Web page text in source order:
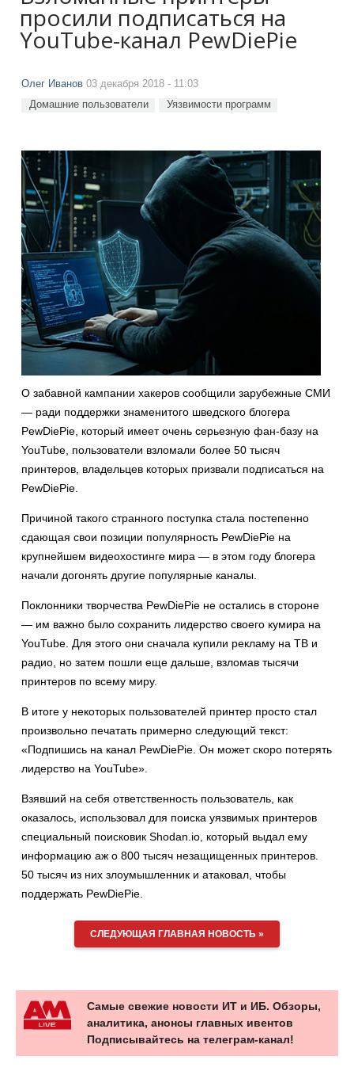
просили подписаться на
YouTube-канал PewDiePie
Олег Иванов 03 декабря 2018 - 11:03
Домашние пользователи Уязвимости программ
О забавной кампании хакеров сообщили зарубежные СМИ
— ради поддержки знаменитого шведского блогера
PewDiePie, который имеет очень серьезную фан-базу на
YouTube, пользователи взломали более 50 тысяч
принтеров, владельцев которых призвали подписаться на
PewDiePie.
Причиной такого странного поступка стала постепенно
сдающая свои позиции популярность PewDiePie на
крупнейшем видеохостинге мира — в этом году блогера
начали догонять другие популярные каналы.
Поклонники творчества PewDiePie не остались в стороне
— им важно было сохранить лидерство своего кумира на
YouTube. Для этого они сначала купили рекламу на ТВ и
радио, но затем пошли еще дальше, взломав тысячи
принтеров по всему миру.
В итоге у некоторых пользователей принтер просто стал
произвольно печатать примерно следующий текст:
«Подпишись на канал PewDiePie. Он может скоро потерять
лидерство на YouTube».
Взявший на себя ответственность пользователь, как
оказалось, использовал для поиска уязвимых принтеров
специальный поисковик Shodan.io, который выдал ему
информацию аж о 800 тысяч незащищенных принтеров.
50 тысяч из них злоумышленник и атаковал, чтобы
поддержать PewDiePie.
СЛЕДУЮЩАЯ ГЛАВНАЯ НОВОСТЬ »
Самые свежие новости ИТ и ИБ. Обзоры,
аналитика, анонсы главных ивентов
Подписывайтесь на телеграм-канал!